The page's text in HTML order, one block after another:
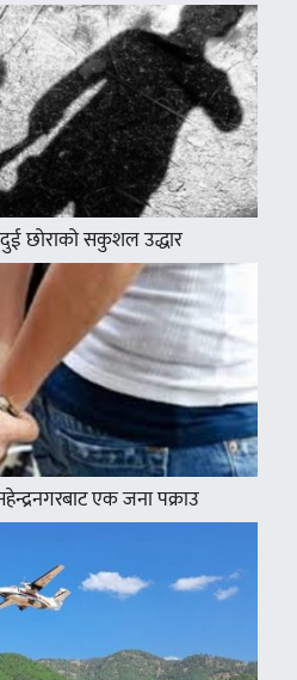
छोराको सकुशल उद्धार
एक जना पक्राउ